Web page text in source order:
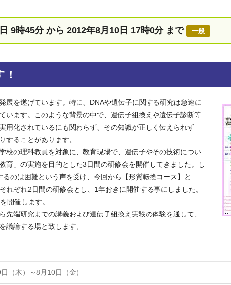
9時45分 から 2012年8月10日 17時0分 まで 一般
展を遂げています。特に、DNAや遺伝子に関する研究は急速に
います。このような背景の中で、遺伝子組換えや遺伝子診断等
用化されているにも関わらず、その知識が正しく伝えられず
することがあります。
校の理科教員を対象に、教育現場で、遺伝子やその技術につい
育」の実施を目的とした3日間の研修会を開催してきました。し
のは困難という声を受け、今回から【形質転換コース】と
れぞれ2日間の研修会とし、1年おきに開催する事にしました。
開催します。
先端研究までの講義および遺伝子組換え実験の体験を通して、
議論する場と致します。
（木）～8月10日（金）